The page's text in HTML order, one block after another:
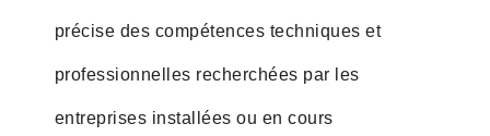
précise des compétences techniques et
professionnelles recherchées par les
entreprises installées ou en cours